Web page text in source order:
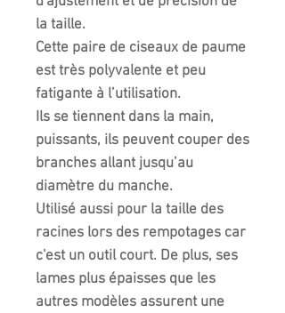
la taille.
Cette paire de ciseaux de paume
est très polyvalente et peu
fatigante à l’utilisation.
Ils se tiennent dans la main,
puissants, ils peuvent couper des
branches allant jusqu’au
diamètre du manche.
Utilisé aussi pour la taille des
racines lors des rempotages car
c'est un outil court. De plus, ses
lames plus épaisses que les
autres modèles assurent une